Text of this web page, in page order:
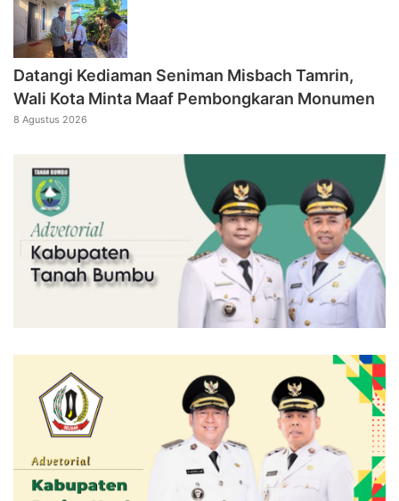
Datangi Kediaman Seniman Misbach Tamrin,
Wali Kota Minta Maaf Pembongkaran Monumen
8 Agustus 2026